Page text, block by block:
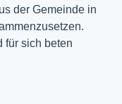
der Gemeinde in
für sich beten